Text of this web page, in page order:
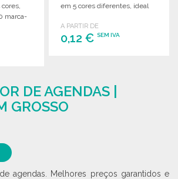
marca-
em 5 cores diferentes, ideal
profissional.
A PARTIR DE
0,12 €SEM IVA
DE AGENDAS |
GROSSO
agendas. Melhores preços garantidos e